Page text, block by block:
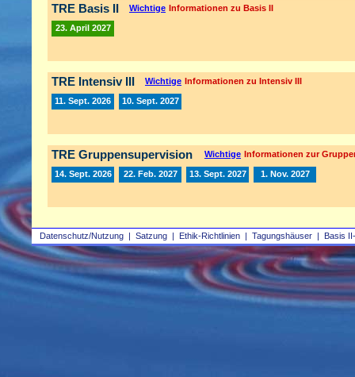
Datenschutz/Nutzung | Satzung | Ethik-Richtlinien | Tagungshäuser | Basis
TRE Basis II Wichtige Informationen zu Basis II
23. April 2027
TRE Intensiv III Wichtige Informationen zu Intensiv III
11. Sept. 2026 10. Sept. 2027
TRE Gruppensupervision Wichtige Informationen zur
14. Sept. 2026 22. Feb. 2027 13. Sept. 2027 1. Nov. 2027